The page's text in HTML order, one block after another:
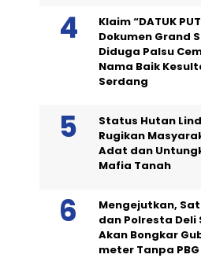
Klaim “DATUK
Dokumen Grand
Diduga Palsu
Nama Baik
Serdang
Status Hutan
Rugikan
Adat dan
Mafia Tanah
Mengejutkan,
dan Polresta Deli
Akan Bongkar
meter Tanpa PBG